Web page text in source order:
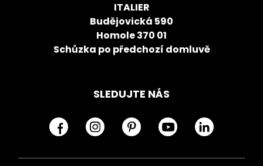
ITALIER
Budějovická 590
Homole 370 01
Schůzka po předchozí domluvě
SLEDUJTE NÁS